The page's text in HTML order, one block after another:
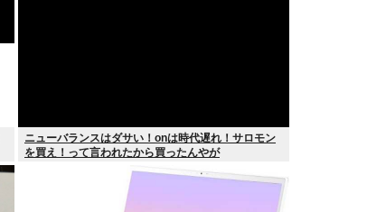
ニューバランスはダサい！onは時代遅れ！サロモン
を買え！って言われたから買ったんやが